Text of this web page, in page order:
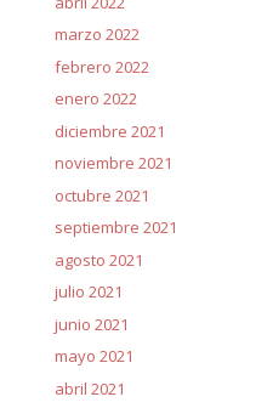
marzo 2022
febrero 2022
enero 2022
diciembre 2021
noviembre 2021
octubre 2021
septiembre 2021
agosto 2021
julio 2021
junio 2021
mayo 2021
abril 2021